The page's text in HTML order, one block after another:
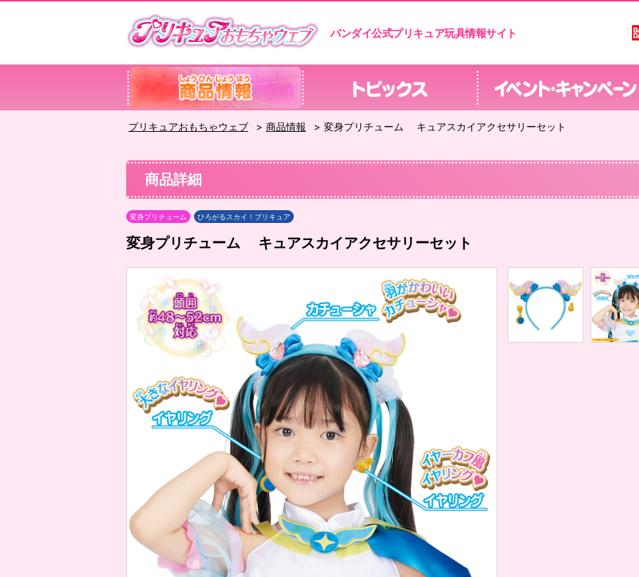
バンダイ公式プリキュア玩具情報サイト
プリキュアおもちゃウェブ 商品情報 変身プリチューム キュアスカイアクセサリーセット
商品詳細
変身プリチューム ひろがるスカイ！プリキュア
変身プリチューム キュアスカイアクセサリーセット